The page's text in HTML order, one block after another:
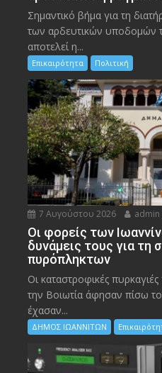
Σημαντικό βήμα για τη
των αρδευτικών υποδομών
αποτελεί η...
Επικαιρότητα Πολιτική
7 Αυγούστου 2026 admin
Οι φορείς των
δυνάμεις τους για τη
πυρόπληκτων
Οι καταστροφικές
την Bοιωτία άφησαν πίσω
έχασαν...
ΔΗΜΟΣ ΙΩΑΝΝΙΤΩΝ